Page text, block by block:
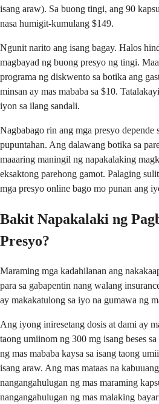
isang araw). Sa buong tingi, ang 90
nasa humigit-kumulang $149.
Ngunit narito ang isang bagay. Halos
magbayad ng buong presyo ng tingi.
programa ng diskwento sa botika ang
minsan ay mas mababa sa $10.
iyon sa ilang sandali.
Nagbabago rin ang mga presyo depende
pupuntahan. Ang dalawang botika sa
maaaring maningil ng napakalaking
eksaktong parehong gamot. Palaging
mga presyo online bago mo punan ang
Bakit Napakalaki ng
Presyo?
Maraming mga kadahilanan ang
para sa gabapentin nang walang
ay makakatulong sa iyo na gumawa ng
Ang iyong iniresetang dosis at dami ay
taong umiinom ng 300 mg isang beses
ng mas mababa kaysa sa isang taong
isang araw. Ang mas mataas na
nangangahulugan ng mas maraming
nangangahulugan ng mas malaking